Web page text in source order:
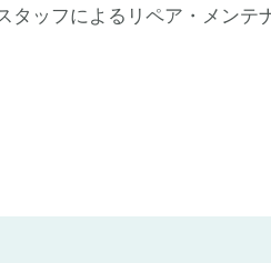
タッフによるリペア・メンテ